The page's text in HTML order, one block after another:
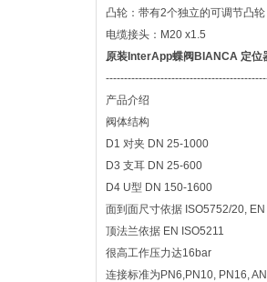
凸轮：带有2个独立的可调节凸轮
电缆接头：M20 x1.5
原装InterApp蝶阀BIANCA 定位
产品介绍
阀体结构
D1 对夹 DN 25-1000
D3 支耳 DN 25-600
D4 U型 DN 150-1600
面到面尺寸依据 ISO5752/20,
顶法兰依据 EN ISO5211
很高工作压力达16bar
连接标准为PN6,PN10, PN16,